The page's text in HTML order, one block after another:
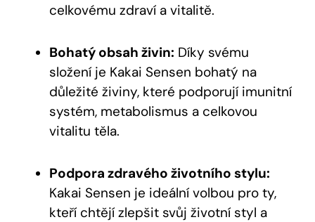
celkovému zdraví a⁤ vitalitě.
Bohatý ⁣obsah​ živin: Díky ⁣svému
složení je ‌Kakai Sensen bohatý ‍na
důležité živiny, které ‌podporují imunitní
systém,‌ metabolismus​ a celkovou‍
vitalitu ‍těla.
Podpora zdravého ‌životního stylu:
Kakai Sensen je ideální‌ volbou⁣ pro ty,
kteří chtějí zlepšit svůj životní styl a